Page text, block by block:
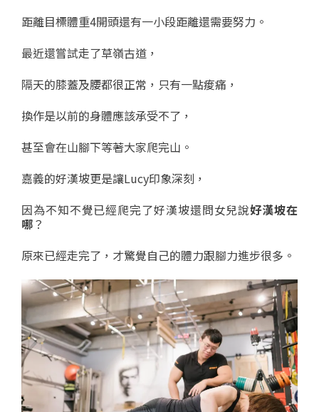
距離目標體重4開頭還有一小段距離還需要努力。
最近還嘗試走了草嶺古道，
隔天的膝蓋及腰都很正常，只有一點痠痛，
換作是以前的身體應該承受不了，
甚至會在山腳下等著大家爬完山。
嘉義的好漢坡更是讓Lucy印象深刻，
因為不知不覺已經爬完了好漢坡還問女兒說好漢坡在
哪？
原來已經走完了，才驚覺自己的體力跟腳力進步很多。